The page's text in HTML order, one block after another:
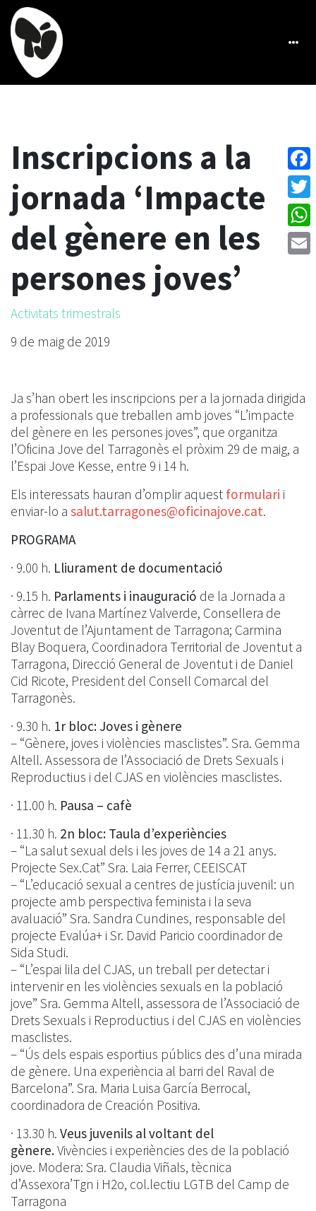
Inscripcions a la
jornada ‘Impacte
del gènere en les
persones joves’
Activitats trimestrals
9 de maig de 2019
Ja s’han obert les inscripcions per a la jornada dirigida
a professionals que treballen amb joves “L’impacte
del gènere en les persones joves”, que organitza
l’Oficina Jove del Tarragonès el pròxim 29 de maig, a
l’Espai Jove Kesse, entre 9 i 14 h.
Els interessats hauran d’omplir aquest formulari i
enviar-lo a salut.tarragones@oficinajove.cat.
PROGRAMA
· 9.00 h. Lliurament de documentació
· 9.15 h. Parlaments i inauguració de la Jornada a
càrrec de Ivana Martínez Valverde, Consellera de
Joventut de l’Ajuntament de Tarragona; Carmina
Blay Boquera, Coordinadora Territorial de Joventut a
Tarragona, Direcció General de Joventut i de Daniel
Cid Ricote, President del Consell Comarcal del
Tarragonès.
· 9.30 h. 1r bloc: Joves i gènere
– “Gènere, joves i violències masclistes”. Sra. Gemma
Altell. Assessora de l’Associació de Drets Sexuals i
Reproductius i del CJAS en violències masclistes.
· 11.00 h. Pausa – cafè
· 11.30 h. 2n bloc: Taula d’experiències
– “La salut sexual dels i les joves de 14 a 21 anys.
Projecte Sex.Cat” Sra. Laia Ferrer, CEEISCAT
– “L’educació sexual a centres de justícia juvenil: un
projecte amb perspectiva feminista i la seva
avaluació” Sra. Sandra Cundines, responsable del
projecte Evalúa+ i Sr. David Paricio coordinador de
Sida Studi.
– “L’espai lila del CJAS, un treball per detectar i
intervenir en les violències sexuals en la població
jove” Sra. Gemma Altell, assessora de l’Associació de
Drets Sexuals i Reproductius i del CJAS en violències
masclistes.
– “Ús dels espais esportius públics des d’una mirada
de gènere. Una experiència al barri del Raval de
Barcelona”. Sra. Maria Luisa García Berrocal,
coordinadora de Creación Positiva.
· 13.30 h. Veus juvenils al voltant del
gènere.Vivències i experiències des de la població
jove. Modera: Sra. Claudia Viñals, tècnica
d’Assexora’Tgn i H2o, col.lectiu LGTB del Camp de
Tarragona